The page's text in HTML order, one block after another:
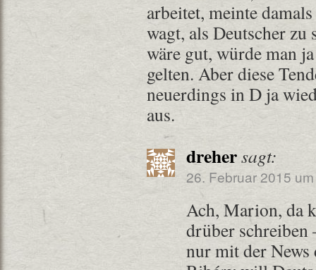
arbeitet, meinte
wagt, als Deutscher zu
wäre gut, würde man
gelten. Aber diese
neuerdings in D ja
aus.
drehersagt:
26. Februar 2015
Ach, Marion, da
drüber schreiben
nur mit der News